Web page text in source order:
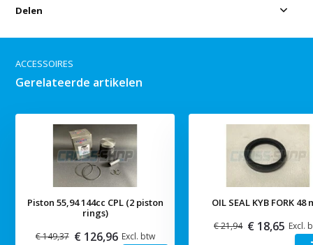
Delen
ACCESSOIRES
Gerelateerde artikelen
Piston 55,94 144cc CPL (2 piston
rings)
€ 149,37 € 126,96 Excl. btw
OIL SEAL KYB FORK 48
€ 21,94 € 18,65 Excl.